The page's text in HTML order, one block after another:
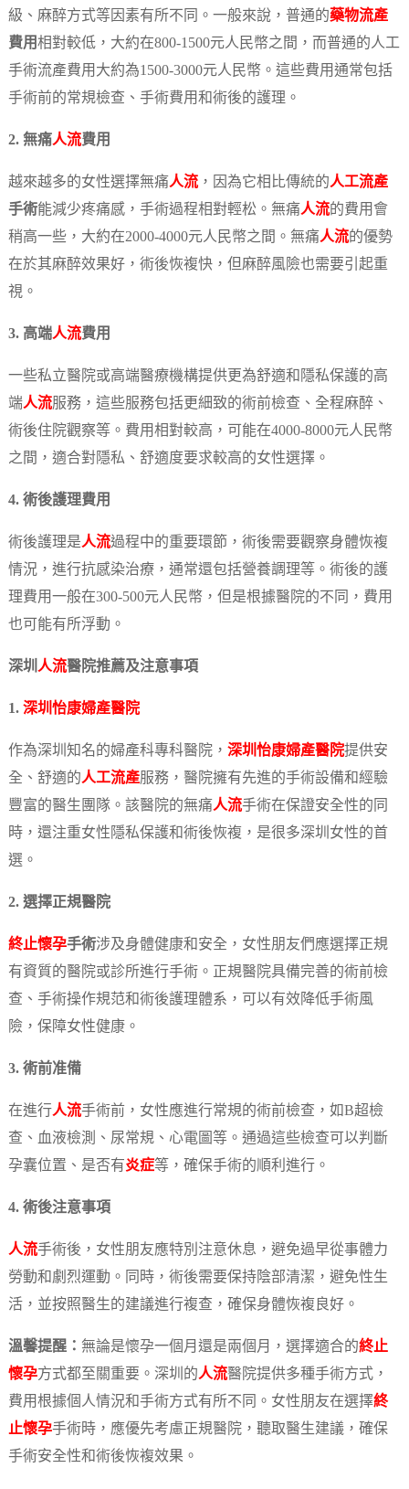
級、麻醉方式等因素有所不同。一般來說，普通的藥物流產
費用相對較低，大約在800-1500元人民幣之間，而普通的人工
手術流產費用大約為1500-3000元人民幣。這些費用通常包括
手術前的常規檢查、手術費用和術後的護理。
2. 無痛人流費用
越來越多的女性選擇無痛人流，因為它相比傳統的人工流產
手術能減少疼痛感，手術過程相對輕松。無痛人流的費用會
稍高一些，大約在2000-4000元人民幣之間。無痛人流的優勢
在於其麻醉效果好，術後恢複快，但麻醉風險也需要引起重
視。
3. 高端人流費用
一些私立醫院或高端醫療機構提供更為舒適和隱私保護的高
端人流服務，這些服務包括更細致的術前檢查、全程麻醉、
術後住院觀察等。費用相對較高，可能在4000-8000元人民幣
之間，適合對隱私、舒適度要求較高的女性選擇。
4. 術後護理費用
術後護理是人流過程中的重要環節，術後需要觀察身體恢複
情況，進行抗感染治療，通常還包括營養調理等。術後的護
理費用一般在300-500元人民幣，但是根據醫院的不同，費用
也可能有所浮動。
深圳 人流醫院推薦及注意事項
1. 深圳怡康婦產醫院
作為深圳知名的婦產科專科醫院， 深圳怡康婦產醫院提供安
全、舒適的人工流產服務，醫院擁有先進的手術設備和經驗
豐富的醫生團隊。該醫院的無痛人流手術在保證安全性的同
時，還注重女性隱私保護和術後恢複，是很多深圳女性的首
選。
2. 選擇正規醫院
終止懷孕手術涉及身體健康和安全，女性朋友們應選擇正規
有資質的醫院或診所進行手術。正規醫院具備完善的術前檢
查、手術操作規范和術後護理體系，可以有效降低手術風
險，保障女性健康。
3. 術前准備
在進行人流手術前，女性應進行常規的術前檢查，如B超檢
查、血液檢測、尿常規、心電圖等。通過這些檢查可以判斷
孕囊位置、是否有炎症等，確保手術的順利進行。
4. 術後注意事項
人流手術後，女性朋友應特別注意休息，避免過早從事體力
勞動和劇烈運動。同時，術後需要保持陰部清潔，避免性生
活，並按照醫生的建議進行複查，確保身體恢複良好。
溫馨提醒： 無論是懷孕一個月還是兩個月，選擇適合的終止
懷孕方式都至關重要。深圳的人流醫院提供多種手術方式，
費用根據個人情況和手術方式有所不同。女性朋友在選擇終
止懷孕手術時，應優先考慮正規醫院，聽取醫生建議，確保
手術安全性和術後恢複效果。